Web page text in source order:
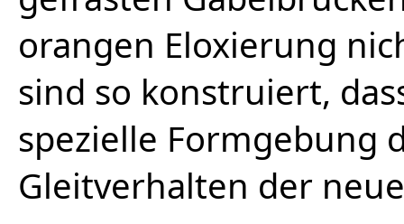
orangen Eloxierung
sind so konstruiert,
spezielle Formgebung
Gleitverhalten der